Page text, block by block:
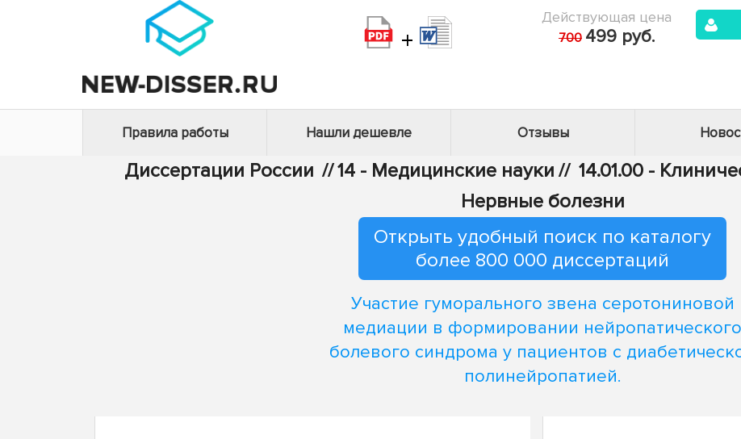
+
Действующая цена
700 499 руб.
Правила работы Нашли дешевле Отзывы
Диссертации России //14 - Медицинские науки // 14.01.00 -
Нервные болезни
Открыть удобный поиск по каталогу
более 800 000 диссертаций
Участие гуморального звена серотониновой
медиации в формировании нейропатического
болевого синдрома у пациентов с
полинейропатией.